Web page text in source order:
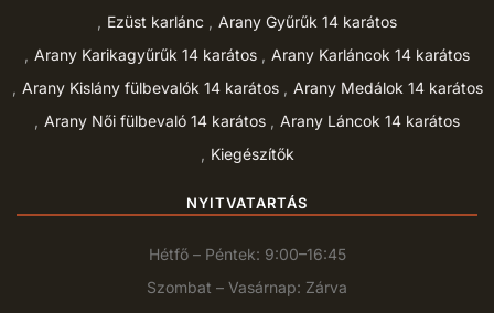
Ezüst karlánc
Arany Gyűrűk 14 karátos
Arany Karikagyűrűk 14 karátos
Arany Karláncok 14 karátos
Arany Kislány fülbevalók 14 karátos
Arany Medálok 14 karátos
Arany Női fülbevaló 14 karátos
Arany Láncok 14 karátos
Kiegészítők
NYITVATARTÁS
Hétfő – Péntek: 9:00–16:45
Szombat – Vasárnap: Zárva